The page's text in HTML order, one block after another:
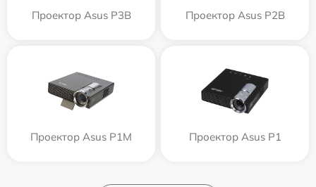
Проектор Asus P3B Проектор Asus P2B
Проектор Asus P1M Проектор Asus P1